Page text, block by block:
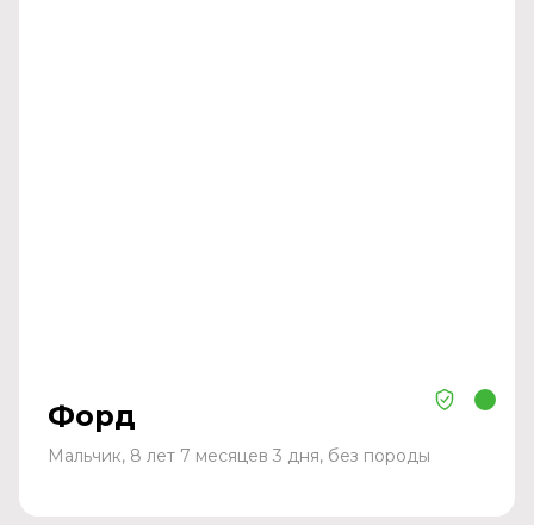
Форд
Мальчик, 8 лет 7 месяцев 3 дня, без породы